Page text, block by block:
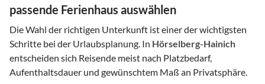
passende Ferienhaus auswählen
Die Wahl der richtigen Unterkunft ist einer der wichtigsten
Schritte bei der Urlaubsplanung. In Hörselberg-Hainich
entscheiden sich Reisende meist nach Platzbedarf,
Aufenthaltsdauer und gewünschtem Maß an Privatsphäre.